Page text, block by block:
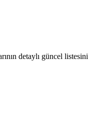
detaylı güncel listesini